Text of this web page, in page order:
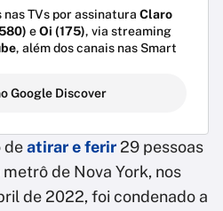
nas TVs por assinatura Claro
eOi (175), via streaming
, além dos canais nas Smart
Google Discover
deatirar e ferir 29 pessoas
de Nova York, nos
de 2022, foi condenado a